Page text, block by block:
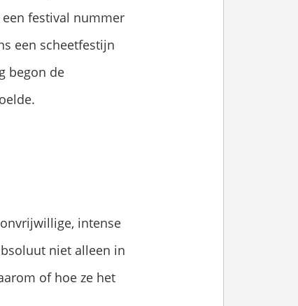
festival nummer
een scheetfestijn
begon de
intense
niet alleen in
of hoe ze het